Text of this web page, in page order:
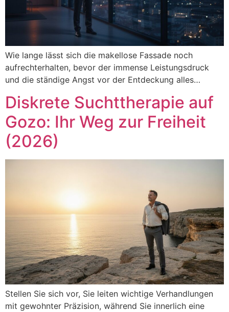
Wie lange lässt sich die makellose Fassade noch
aufrechterhalten, bevor der immense Leistungsdruck
und die ständige Angst vor der Entdeckung alles…
Diskrete Suchttherapie auf
Gozo: Ihr Weg zur Freiheit
(2026)
Stellen Sie sich vor, Sie leiten wichtige Verhandlungen
mit gewohnter Präzision, während Sie innerlich eine